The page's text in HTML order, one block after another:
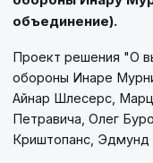
объединение).
Проект решения "О
обороны Инаре
Айнар Шлесерс,
Петравича, Олег
Криштопанс, Эдмунд